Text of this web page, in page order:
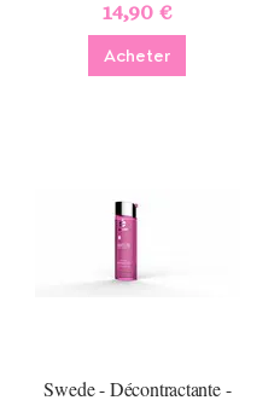
14,90 €
Acheter
Swede - Décontractante -